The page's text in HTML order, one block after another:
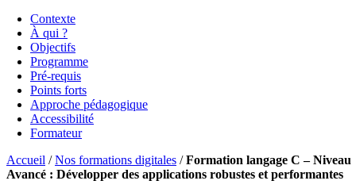
Contexte
À qui ?
Objectifs
Programme
Pré-requis
Points forts
Approche pédagogique
Accessibilité
Formateur
Accueil /Nos formations digitales /Formation langage C – Niveau
Avancé : Développer des applications robustes et performantes